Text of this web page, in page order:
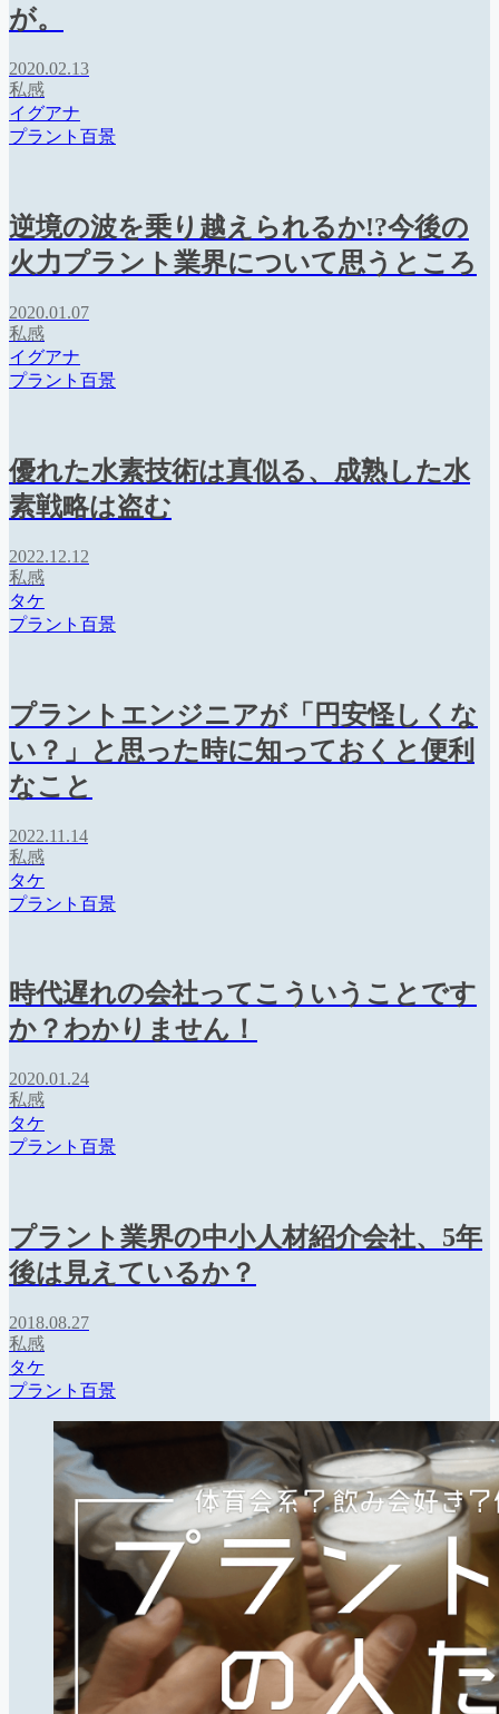
が。
2020.02.13
私感
イグアナ
プラント百景
逆境の波を乗り越えられるか!?今後の
火力プラント業界について思うところ
2020.01.07
私感
イグアナ
プラント百景
優れた水素技術は真似る、成熟した水
素戦略は盗む
2022.12.12
私感
タケ
プラント百景
プラントエンジニアが「円安怪しくな
い？」と思った時に知っておくと便利
なこと
2022.11.14
私感
タケ
プラント百景
時代遅れの会社ってこういうことです
か？わかりません！
2020.01.24
私感
タケ
プラント百景
プラント業界の中小人材紹介会社、5年
後は見えているか？
2018.08.27
私感
タケ
プラント百景